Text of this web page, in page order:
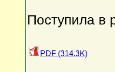
Поступила в
PDF (314.3K)